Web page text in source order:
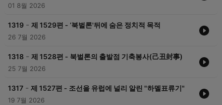
01 8월 2026
1319 - 제 1529편 - ‘북벌론'뒤에 숨은 정치적 목적
26 7월 2026
1318 - 제 1528편 - 북벌론의 출발점 기축봉사(己丑封事)
25 7월 2026
1317 - 제 1527편 - 조선을 유럽에 널리 알린 "하멜표류기"
19 7월 2026